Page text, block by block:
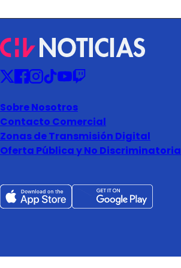
Sobre Nosotros
Contacto Comercial
Zonas de Transmisión Digital
Oferta Pública y No Discriminatoria